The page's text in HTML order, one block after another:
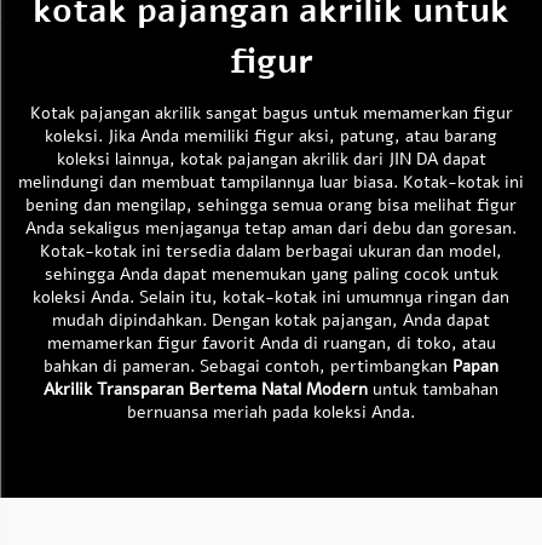
kotak pajangan akrilik untuk
figur
Kotak pajangan akrilik sangat bagus untuk memamerkan figur
koleksi. Jika Anda memiliki figur aksi, patung, atau barang
koleksi lainnya, kotak pajangan akrilik dari JIN DA dapat
melindungi dan membuat tampilannya luar biasa. Kotak-kotak ini
bening dan mengilap, sehingga semua orang bisa melihat figur
Anda sekaligus menjaganya tetap aman dari debu dan goresan.
Kotak-kotak ini tersedia dalam berbagai ukuran dan model,
sehingga Anda dapat menemukan yang paling cocok untuk
koleksi Anda. Selain itu, kotak-kotak ini umumnya ringan dan
mudah dipindahkan. Dengan kotak pajangan, Anda dapat
memamerkan figur favorit Anda di ruangan, di toko, atau
bahkan di pameran. Sebagai contoh, pertimbangkan Papan
Akrilik Transparan Bertema Natal Modern untuk tambahan
bernuansa meriah pada koleksi Anda.